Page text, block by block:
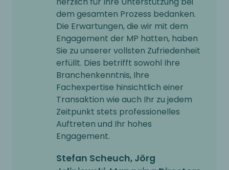
dem gesamten Prozess bedanken.
Die Erwartungen, die wir mit dem
Engagement der MP hatten, haben
Sie zu unserer vollsten Zufriedenheit
erfüllt. Dies betrifft sowohl Ihre
Branchenkenntnis, Ihre
Fachexpertise hinsichtlich einer
Transaktion wie auch Ihr zu jedem
Zeitpunkt stets professionelles
Auftreten und Ihr hohes
Engagement.
Stefan Scheuch, Jörg